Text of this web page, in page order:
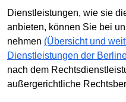
Dienstleistungen, wie sie
anbieten, können Sie bei
nehmen (Übersicht und
Dienstleistungen der
nach dem
außergerichtliche